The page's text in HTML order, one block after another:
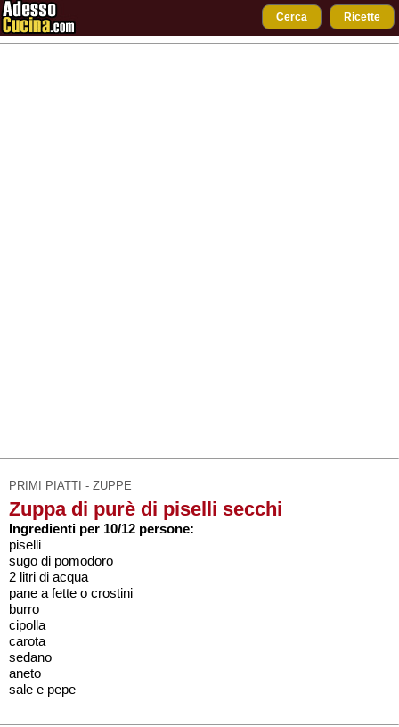
Cerca Ricette
PRIMI PIATTI - ZUPPE
Zuppa di purè di piselli secchi
Ingredienti per 10/12 persone:
piselli
sugo di pomodoro
2 litri di acqua
pane a fette o crostini
burro
cipolla
carota
sedano
aneto
sale e pepe